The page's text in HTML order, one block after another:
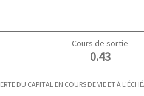
Cours de sortie
0.43
DU CAPITAL EN COURS DE VIE ET À